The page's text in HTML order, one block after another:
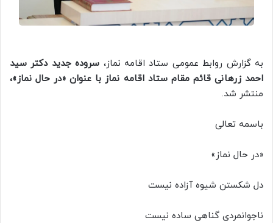
به گزارش روابط عمومی ستاد اقامه نماز، سروده جدید دکتر سید
احمد زرهانی قائم مقام ستاد اقامه نماز با عنوان «در حال نماز»،
منتشر شد.
باسمه تعالی
«در حال نماز»
دل شکستن شیوه آزاده نیست
ناجوانمردی گناهی ساده نیست